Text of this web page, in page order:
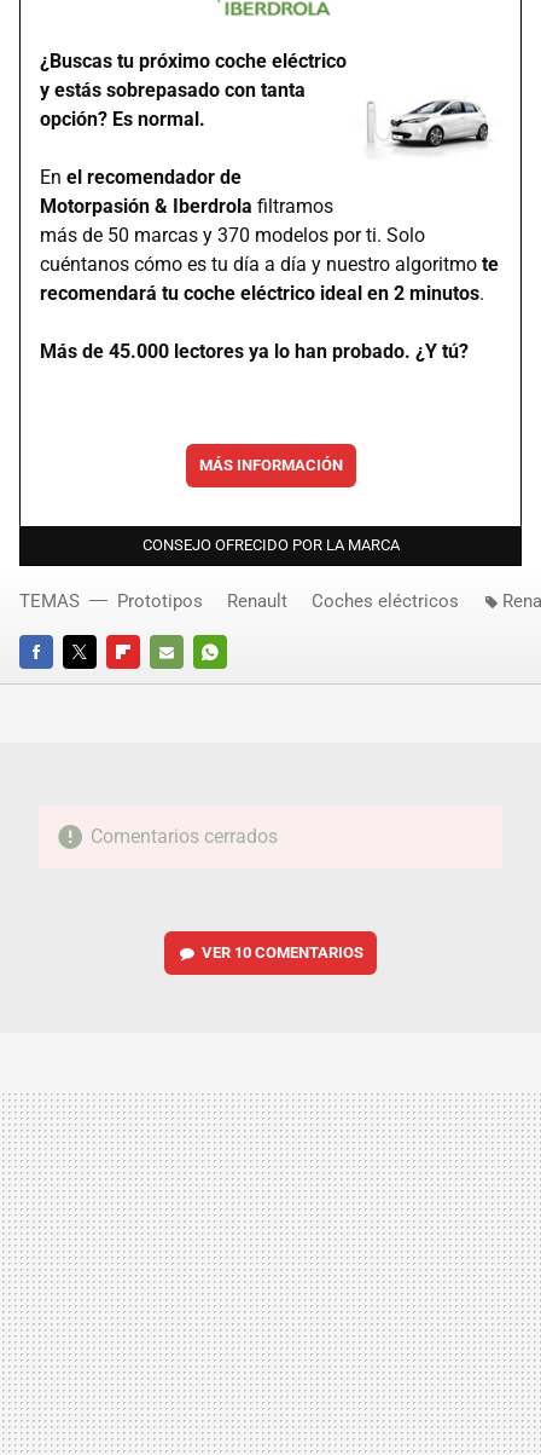
¿Buscas tu próximo coche eléctrico
y estás sobrepasado con tanta
opción? Es normal.
En el recomendador de
Motorpasión & Iberdrola filtramos
más de 50 marcas y 370 modelos por ti. Solo
cuéntanos cómo es tu día a día y nuestro algoritmo te
recomendará tu coche eléctrico ideal en 2 minutos.
Más de 45.000 lectores ya lo han probado. ¿Y tú?
MÁS INFORMACIÓN
CONSEJO OFRECIDO POR LA MARCA
FACEBOOKTWITTERFLIPBOARD
E-
WHATSAPP
TEMAS Prototipos Renault Coches eléctricos
Comentarios cerrados
VER 10 COMENTARIOS